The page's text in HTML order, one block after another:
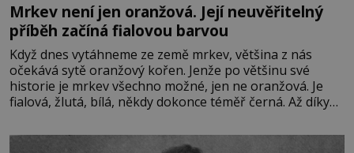
Mrkev není jen oranžová. Její neuvěřitelný
příběh začíná fialovou barvou
Když dnes vytáhneme ze země mrkev, většina z nás
očekává sytě oranžový kořen. Jenže po většinu své
historie je mrkev všechno možné, jen ne oranžová. Je
fialová, žlutá, bílá, někdy dokonce téměř černá. Až díky
bez které si českou zahradu ani nedokážeme představit.